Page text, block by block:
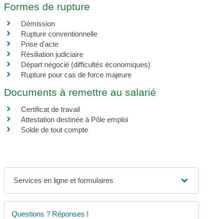
Formes de rupture
Démission
Rupture conventionnelle
Prise d'acte
Résiliation judiciaire
Départ négocié (difficultés économiques)
Rupture pour cas de force majeure
Documents à remettre au salarié
Certificat de travail
Attestation destinée à Pôle emploi
Solde de tout compte
Services en ligne et formulaires
Questions ? Réponses !